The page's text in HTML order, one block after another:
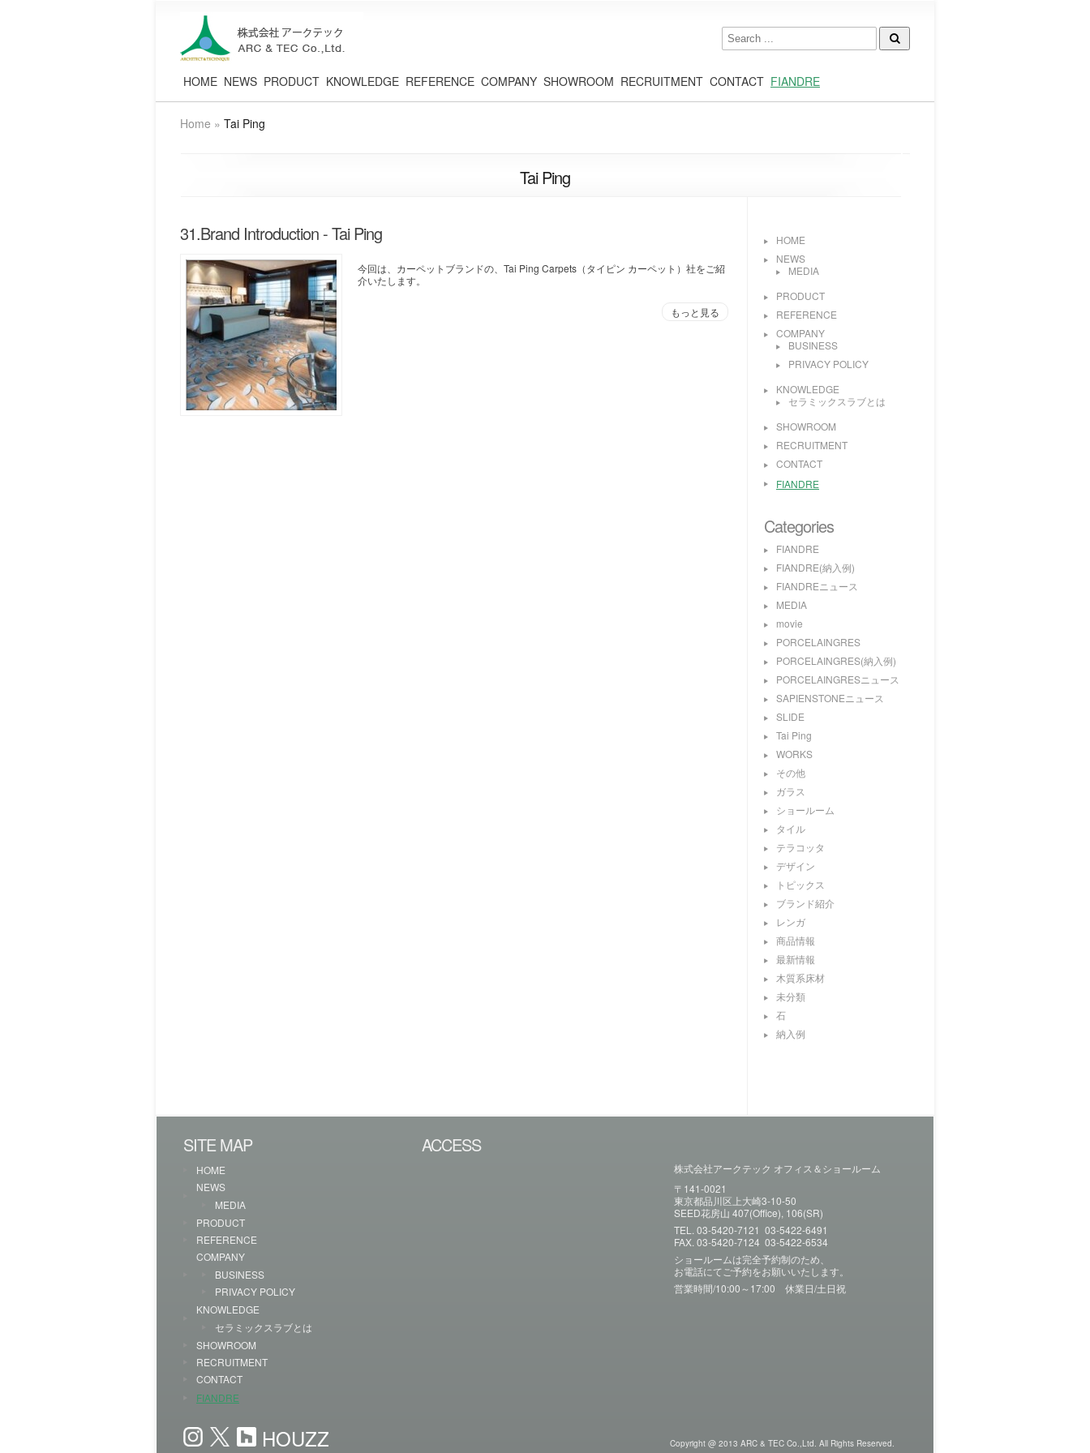
HOME NEWS PRODUCT KNOWLEDGE REFERENCE COMPANY SHOWROOM RECRUITMENT CONTACT FIANDRE
Home » Tai Ping
Tai Ping
31.Brand Introduction - Tai Ping
今回は、カーペットブランドの、Tai Ping Carpets（タイピン カーペット）社をご紹
介いたします。
もっと見る
HOME
NEWS
MEDIA
PRODUCT
REFERENCE
COMPANY
BUSINESS
PRIVACY POLICY
KNOWLEDGE
セラミックスラブとは
SHOWROOM
RECRUITMENT
CONTACT
FIANDRE
Categories
FIANDRE
FIANDRE(納入例)
FIANDREニュース
MEDIA
movie
PORCELAINGRES
PORCELAINGRES(納入例)
PORCELAINGRESニュース
SAPIENSTONEニュース
SLIDE
Tai Ping
WORKS
その他
ガラス
ショールーム
タイル
テラコッタ
デザイン
トピックス
ブランド紹介
レンガ
商品情報
最新情報
木質系床材
未分類
石
納入例
SITE MAP
HOME
NEWS
MEDIA
PRODUCT
REFERENCE
COMPANY
BUSINESS
PRIVACY POLICY
KNOWLEDGE
セラミックスラブとは
SHOWROOM
RECRUITMENT
CONTACT
FIANDRE
ACCESS
株式会社アークテック オフィス＆ショールーム
〒141-0021
東京都品川区上大崎3-10-50
SEED花房山 407(Office), 106(SR)
TEL. 03-5420-7121 03-5422-6491
FAX. 03-5420-7124 03-5422-6534
ショールームは完全予約制のため、
お電話にてご予約をお願いいたします。
営業時間/10:00～17:00 休業日/土日祝
HOUZZ Copyright @ 2013 ARC & TEC Co.,Ltd. All Rights Reserved.